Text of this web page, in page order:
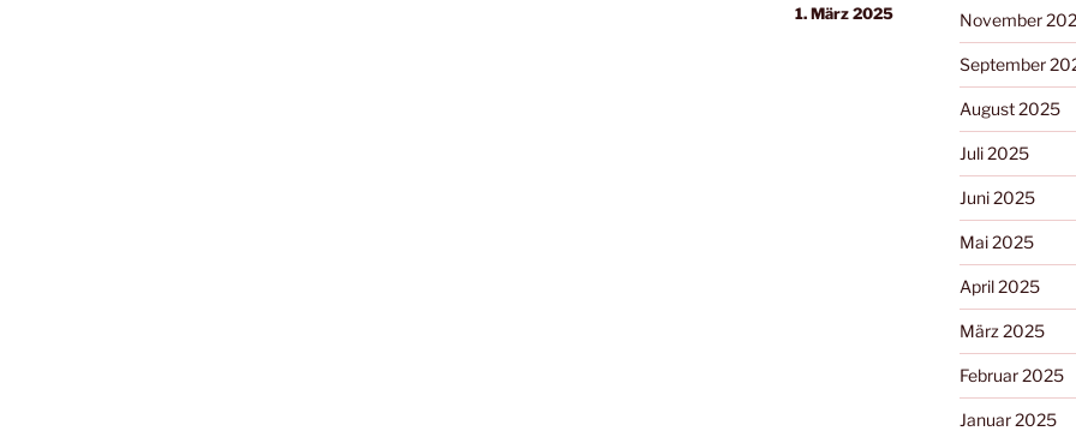
1. März 2025 November
September
August 2025
Juli 2025
Juni 2025
Mai 2025
April 2025
März 2025
Februar 2025
Januar 2025